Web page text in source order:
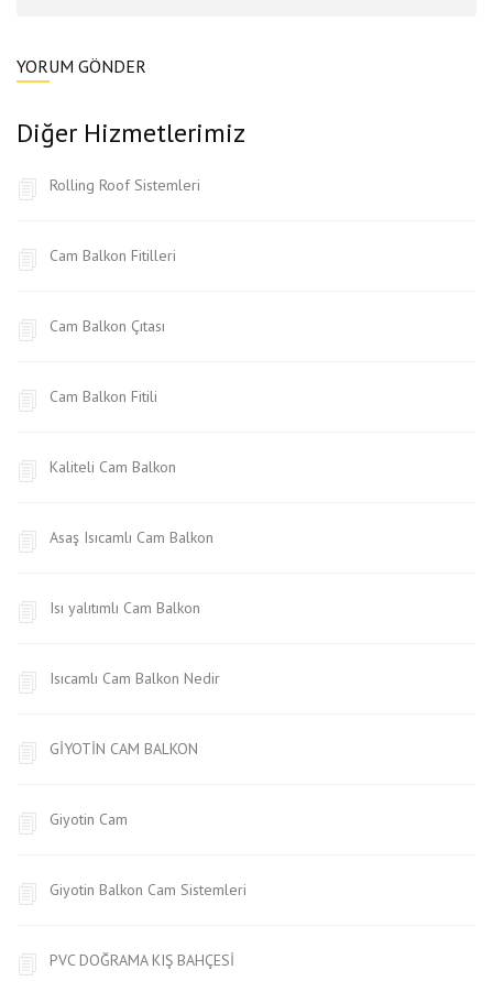
Diğer Hizmetlerimiz
Rolling Roof Sistemleri
Cam Balkon Fitilleri
Cam Balkon Çıtası
Cam Balkon Fitili
Kaliteli Cam Balkon
Asaş Isıcamlı Cam Balkon
Isı yalıtımlı Cam Balkon
Isıcamlı Cam Balkon Nedir
GİYOTİN CAM BALKON
Giyotin Cam
Giyotin Balkon Cam Sistemleri
PVC DOĞRAMA KIŞ BAHÇESİ